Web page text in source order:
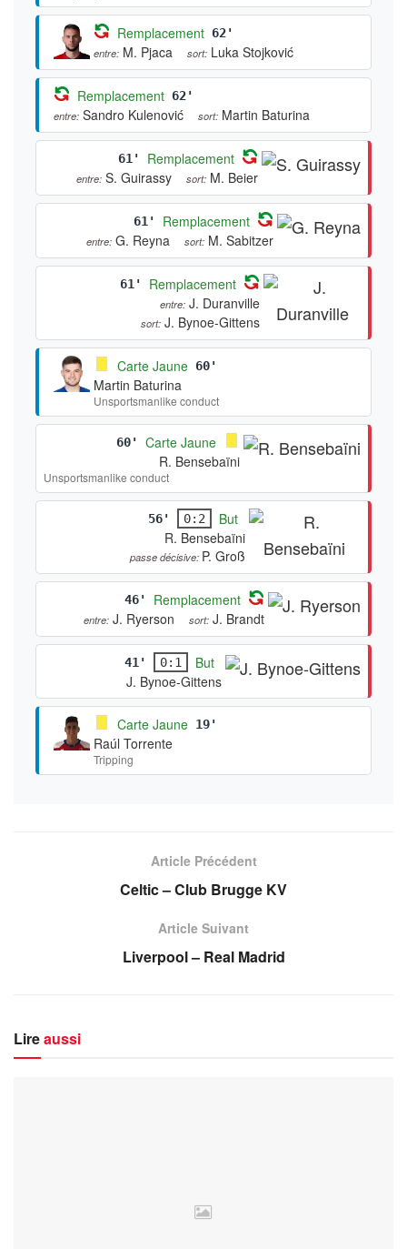
Remplacement 62'
entre: M. Pjaca sort: Luka Stojković
Remplacement 62'
entre: Sandro Kulenović sort: Martin Baturina
61' Remplacement
entre: S. Guirassy sort: M. Beier
61' Remplacement
entre: G. Reyna sort: M. Sabitzer
61' Remplacement
entre: J. Duranville
sort: J. Bynoe-Gittens
Carte Jaune 60'
Martin Baturina
Unsportsmanlike conduct
60'
Carte Jaune
R. Bensebaïni
Unsportsmanlike conduct
56' 0:2
But
R. Bensebaïni
passe décisive: P. Groß
46' Remplacement
entre: J. Ryerson sort: J. Brandt
41' 0:1
But
J. Bynoe-Gittens
Carte Jaune 19'
Raúl Torrente
Tripping
Article Précédent
Celtic – Club Brugge KV
Article Suivant
Liverpool – Real Madrid
Lireaussi